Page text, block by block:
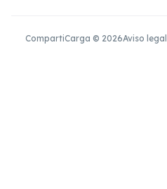
CompartiCarga © 2026Aviso legal